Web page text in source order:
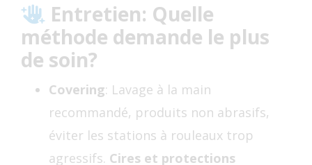
Entretien: Quelle
méthode demande le plus
de soin?
Covering: Lavage à la main
recommandé, produits non abrasifs,
éviter les stations à rouleaux trop
agressifs. Cires et protections